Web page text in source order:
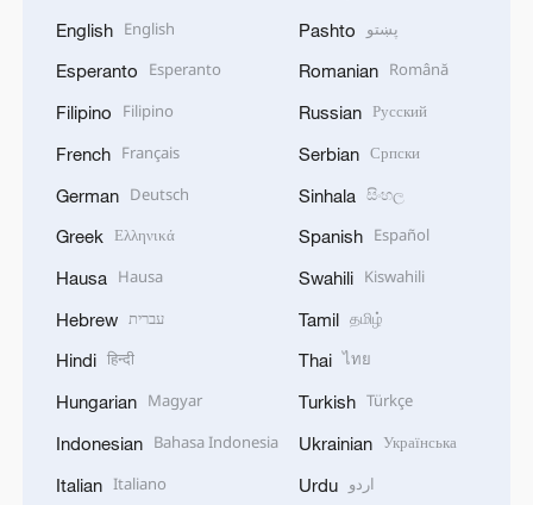
English English
Esperanto Esperanto
Filipino Filipino
French Français
German Deutsch
Greek Ελληνικά
Hausa Hausa
Hebrew עברית
Hindi हिन्दी
Hungarian Magyar
Indonesian Bahasa Indonesia
Italian Italiano
Pashto پښتو
Romanian Română
Russian Русский
Serbian Српски
Sinhala සිංහල
Spanish Español
Swahili Kiswahili
Tamil தமிழ்
Thai ไทย
Turkish Türkçe
Ukrainian Українська
Urdu اردو